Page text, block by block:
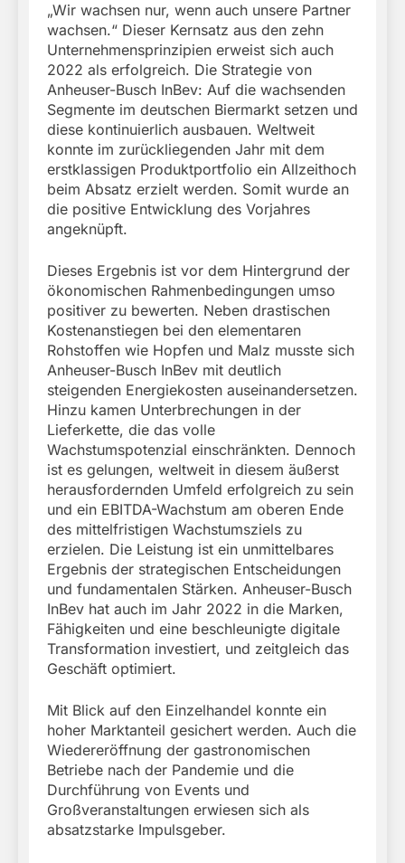
„Wir wachsen nur, wenn auch unsere Partner
wachsen.“ Dieser Kernsatz aus den zehn
Unternehmensprinzipien erweist sich auch
2022 als erfolgreich. Die Strategie von
Anheuser-Busch InBev: Auf die wachsenden
Segmente im deutschen Biermarkt setzen und
diese kontinuierlich ausbauen. Weltweit
konnte im zurückliegenden Jahr mit dem
erstklassigen Produktportfolio ein Allzeithoch
beim Absatz erzielt werden. Somit wurde an
die positive Entwicklung des Vorjahres
angeknüpft.
Dieses Ergebnis ist vor dem Hintergrund der
ökonomischen Rahmenbedingungen umso
positiver zu bewerten. Neben drastischen
Kostenanstiegen bei den elementaren
Rohstoffen wie Hopfen und Malz musste sich
Anheuser-Busch InBev mit deutlich
steigenden Energiekosten auseinandersetzen.
Hinzu kamen Unterbrechungen in der
Lieferkette, die das volle
Wachstumspotenzial einschränkten. Dennoch
ist es gelungen, weltweit in diesem äußerst
herausfordernden Umfeld erfolgreich zu sein
und ein EBITDA-Wachstum am oberen Ende
des mittelfristigen Wachstumsziels zu
erzielen. Die Leistung ist ein unmittelbares
Ergebnis der strategischen Entscheidungen
und fundamentalen Stärken. Anheuser-Busch
InBev hat auch im Jahr 2022 in die Marken,
Fähigkeiten und eine beschleunigte digitale
Transformation investiert, und zeitgleich das
Geschäft optimiert.
Mit Blick auf den Einzelhandel konnte ein
hoher Marktanteil gesichert werden. Auch die
Wiedereröffnung der gastronomischen
Betriebe nach der Pandemie und die
Durchführung von Events und
Großveranstaltungen erwiesen sich als
absatzstarke Impulsgeber.